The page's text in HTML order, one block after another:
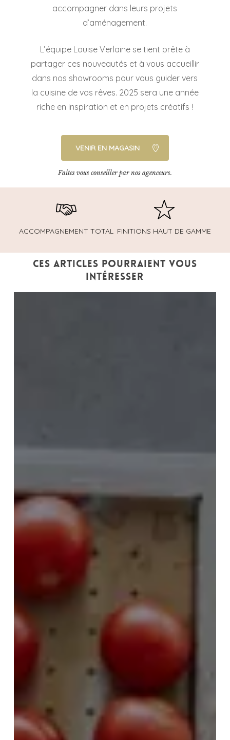
accompagner dans leurs projets
d’aménagement.
L’équipe Louise Verlaine se tient prête à
partager ces nouveautés et à vous accueillir
dans nos showrooms pour vous guider vers
la cuisine de vos rêves. 2025 sera une année
riche en inspiration et en projets créatifs !
VENIR EN MAGASIN
Faites vous conseiller par nos agenceurs.
ACCOMPAGNEMENT TOTAL FINITIONS HAUT DE GAMME
Ces articles pourraient vous
intéresser